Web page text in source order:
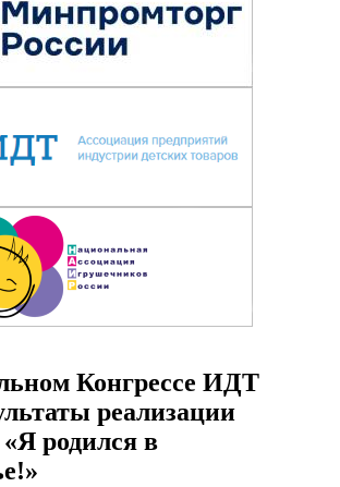
Конгрессе ИДТ
реализации
родился в